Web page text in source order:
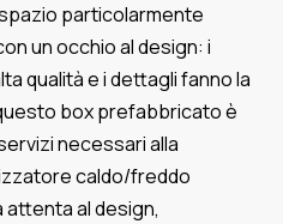
particolarmente
un occhio al design: i
qualità e i dettagli fanno la
box prefabbricato è
necessari alla
caldo/freddo
al design,